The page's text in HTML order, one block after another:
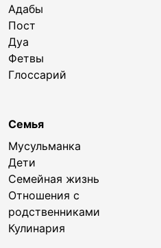
Адабы
Пост
Дуа
Фетвы
Глоссарий
Семья
Мусульманка
Дети
Семейная жизнь
Отношения с
родственниками
Кулинария